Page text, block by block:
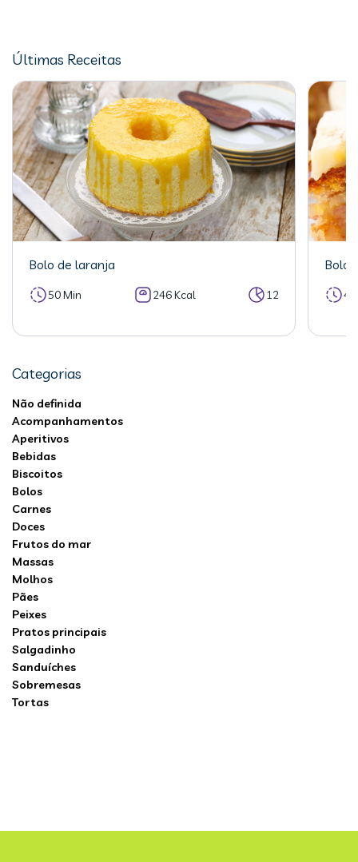
Últimas Receitas
Bolo de laranja
50 Min 246 Kcal 12
Bolo
Categorias
Não definida
Acompanhamentos
Aperitivos
Bebidas
Biscoitos
Bolos
Carnes
Doces
Frutos do mar
Massas
Molhos
Pães
Peixes
Pratos principais
Salgadinho
Sanduíches
Sobremesas
Tortas